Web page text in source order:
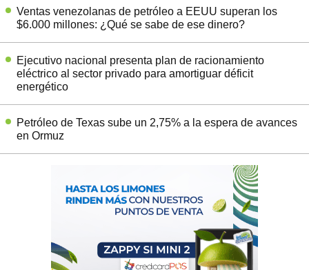
Ventas venezolanas de petróleo a EEUU superan los
$6.000 millones: ¿Qué se sabe de ese dinero?
Ejecutivo nacional presenta plan de racionamiento
eléctrico al sector privado para amortiguar déficit
energético
Petróleo de Texas sube un 2,75% a la espera de avances
en Ormuz